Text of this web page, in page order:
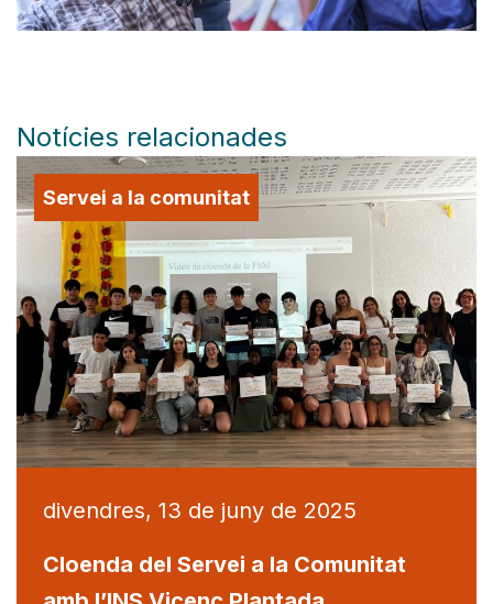
Notícies relacionades
Servei a la comunitat
divendres, 13 de juny de 2025
Cloenda del Servei a la Comunitat